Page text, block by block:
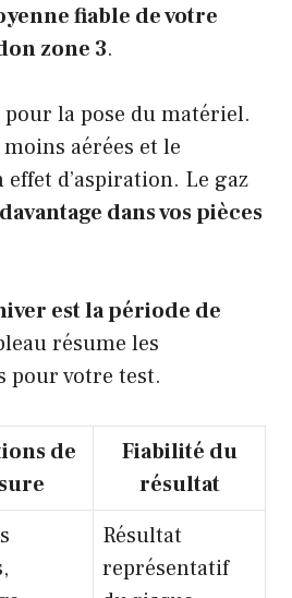
fiable de votre
zone 3.
la pose du matériel.
aérées et le
d’aspiration. Le gaz
davantage dans vos pièces
est la période de
résume les
pour votre test.
de
Fiabilité du
résultat
Résultat
représentatif